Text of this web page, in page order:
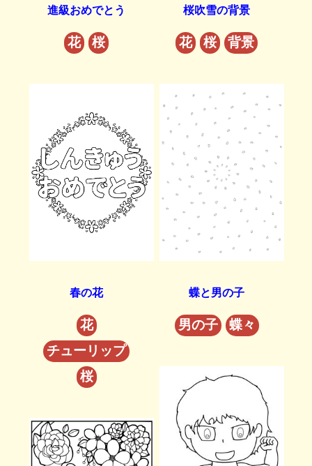
進級おめでとう
花 桜
桜吹雪の背景
花 桜 背景
春の花
花
チューリップ
桜
蝶と男の子
男の子 蝶々